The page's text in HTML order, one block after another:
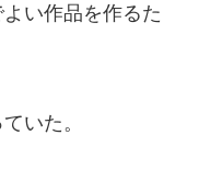
い作品を作るた
いた。